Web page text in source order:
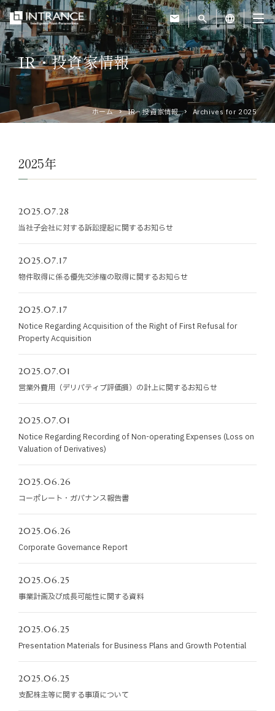
mail search language
トップ
企業情報
運営ホテル
IR・投資家情報
お役立ちコラム
採用情報
お問い合わせ
免責事項サイトマップ勧誘方針 IRポリシー
IR・投資家情報
ホーム IR・投資家情報 Archives for 2025
2025年
2025.07.28
当社子会社に対する訴訟提起に関するお知らせ
2025.07.17
物件取得に係る優先交渉権の取得に関するお知らせ
2025.07.17
Notice Regarding Acquisition of the Right of First Refusal for
Property Acquisition
2025.07.01
営業外費用（デリバティブ評価損）の計上に関するお知らせ
2025.07.01
Notice Regarding Recording of Non-operating Expenses (Loss on
Valuation of Derivatives)
2025.06.26
コーポレート・ガバナンス報告書
2025.06.26
Corporate Governance Report
2025.06.25
事業計画及び成長可能性に関する資料
2025.06.25
Presentation Materials for Business Plans and Growth Potential
2025.06.25
支配株主等に関する事項について